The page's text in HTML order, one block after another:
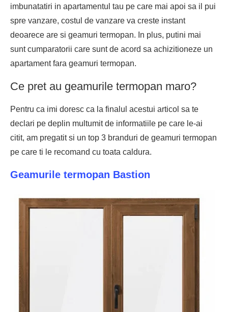
imbunatatiri in apartamentul tau pe care mai apoi sa il pui
spre vanzare, costul de vanzare va creste instant
deoarece are si geamuri termopan. In plus, putini mai
sunt cumparatorii care sunt de acord sa achizitioneze un
apartament fara geamuri termopan.
Ce pret au geamurile termopan maro?
Pentru ca imi doresc ca la finalul acestui articol sa te
declari pe deplin multumit de informatiile pe care le-ai
citit, am pregatit si un top 3 branduri de geamuri termopan
pe care ti le recomand cu toata caldura.
Geamurile termopan Bastion